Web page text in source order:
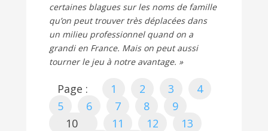
certaines blagues sur les noms de famille
qu’on peut trouver très déplacées dans
un milieu professionnel quand on a
grandi en France. Mais on peut aussi
tourner le jeu à notre avantage. »
Page : 1 2 3
4
5
6 7 8
9
10
11 12
13